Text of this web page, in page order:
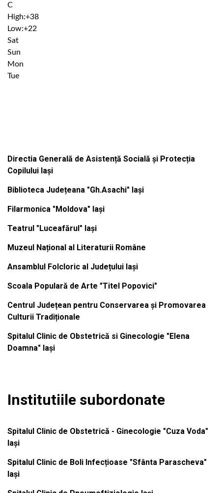
C
High:+38
Low:+22
Sat
Sun
Mon
Tue
Directia Generală de Asistență Socială și Protecția
Copilului Iași
Biblioteca Județeana "Gh.Asachi" Iași
Filarmonica "Moldova" Iași
Teatrul "Luceafărul" Iași
Muzeul Național al Literaturii Române
Ansamblul Folcloric al Județului Iași
Scoala Populară de Arte "Titel Popovici"
Centrul Județean pentru Conservarea și Promovarea
Culturii Tradiționale
Spitalul Clinic de Obstetrică si Ginecologie "Elena
Doamna" Iași
Institutiile subordonate
Spitalul Clinic de Obstetrică - Ginecologie "Cuza Voda"
Iași
Spitalul Clinic de Boli Infecțioase "Sfânta Parascheva"
Iași